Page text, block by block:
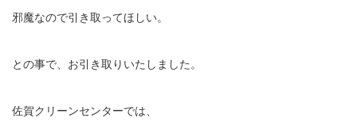
邪魔なので引き取ってほしい。
との事で、お引き取りいたしました。
佐賀クリーンセンターでは、